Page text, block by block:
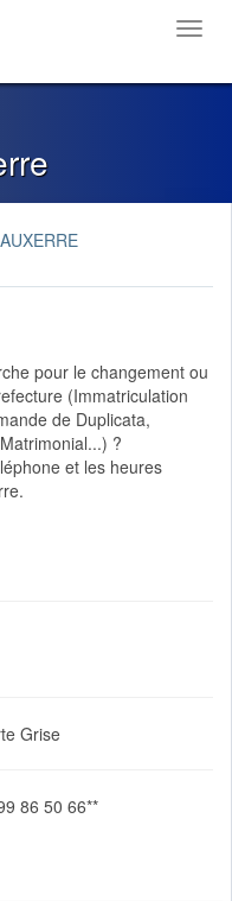
pour le changement ou
(Immatriculation
de Duplicata,
?
et les heures
Grise
86 50 66**